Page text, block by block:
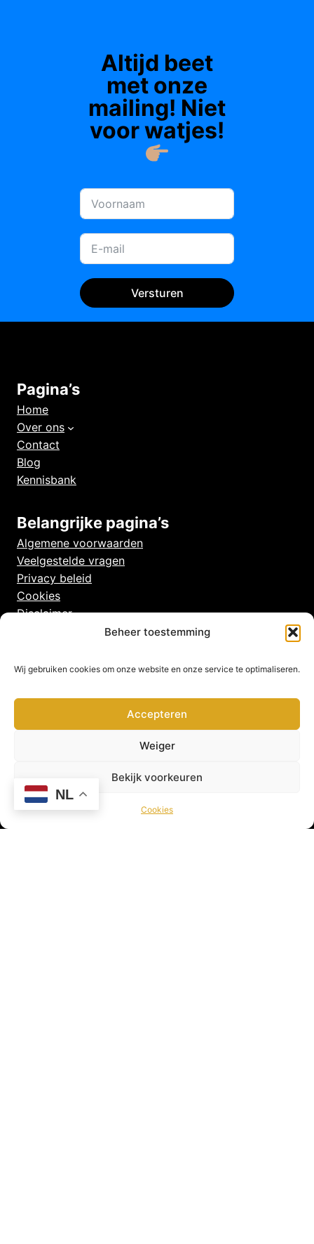
Beheer toestemming
Wij gebruiken cookies om onze website en onze service te optimaliseren.
Accepteren
Weiger
Bekijk voorkeuren
Cookies
Altijd beet
met onze
mailing! Niet
voor watjes!
Versturen
Pagina’s
Home
Over ons
Contact
Blog
Kennisbank
Belangrijke pagina’s
Algemene voorwaarden
Veelgestelde vragen
Privacy beleid
Cookies
Disclaimer
Hier vind je leuke artikelen, gave video’s, nieuws en
nog veel meer! Viswereld geeft jou als sportvisser
dagelijks het laatste nieuws uit de Viswereld!
NL